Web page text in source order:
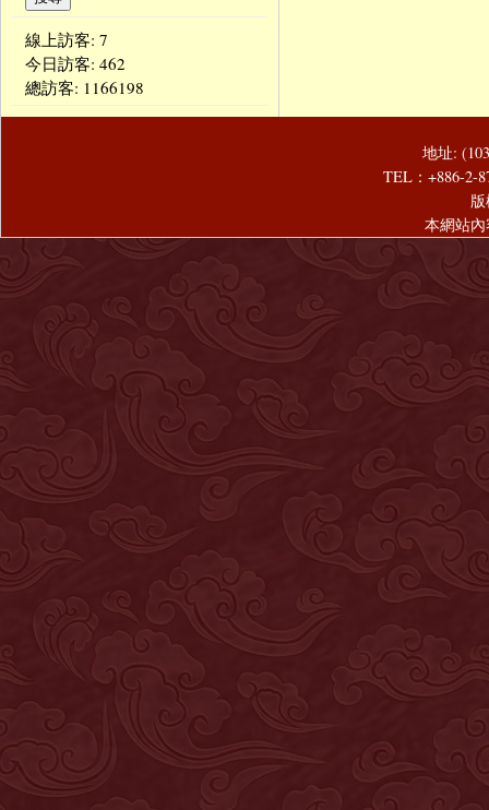
線上訪客: 7
今日訪客: 462
總訪客: 1166198
地址:
TEL：+886-2-
本網站